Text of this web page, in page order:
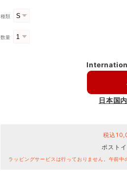
種類
数量
日本国
税込
ポスト
ラッピングサービスは行っておりません。午前